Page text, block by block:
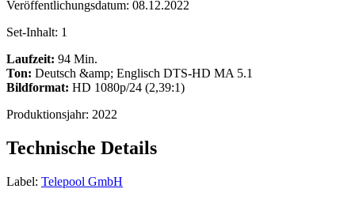
Veröffentlichungsdatum: 08.12.2022
Set-Inhalt: 1
Laufzeit: 94 Min.
Ton: Deutsch &amp; Englisch DTS-HD MA 5.1
Bildformat: HD 1080p/24 (2,39:1)
Produktionsjahr: 2022
Technische Details
Label: Telepool GmbH